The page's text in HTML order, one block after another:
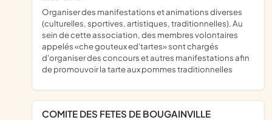
organiser des manifestations et animations diverses
(culturelles, sportives, artistiques, traditionnelles). Au
sein de cette association, des membres volontaires
appelés «che gouteux ed'tartes» sont chargés
d'organiser des concours et autres manifestations afin
de promouvoir la tarte aux pommes traditionnelles
COMITE DES FETES DE BOUGAINVILLE